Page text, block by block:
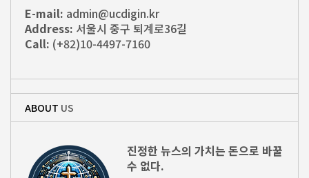
E-mail: admin@ucdigin.kr
Address: 서울시 중구 퇴계로36길
Call: (+82)10-4497-7160
ABOUT US
진정한 뉴스의 가치는 돈으로 바꿀
수 없다.